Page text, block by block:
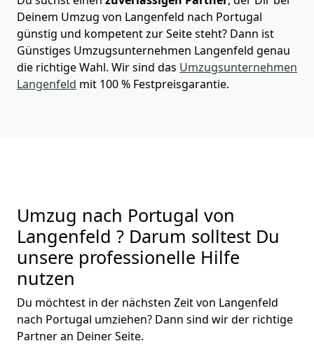
Deinem Umzug von Langenfeld nach Portugal
günstig und kompetent zur Seite steht? Dann ist
Günstiges Umzugsunternehmen Langenfeld genau
die richtige Wahl. Wir sind das Umzugsunternehmen
Langenfeld mit 100 % Festpreisgarantie.
Umzug nach Portugal von
Langenfeld ? Darum solltest Du
unsere professionelle Hilfe
nutzen
Du möchtest in der nächsten Zeit von Langenfeld
nach Portugal umziehen? Dann sind wir der richtige
Partner an Deiner Seite.